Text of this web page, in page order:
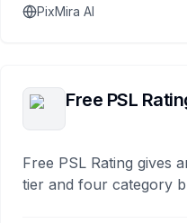
PixMira AI
Free PSL
Free PSL Rating gives
tier and four category